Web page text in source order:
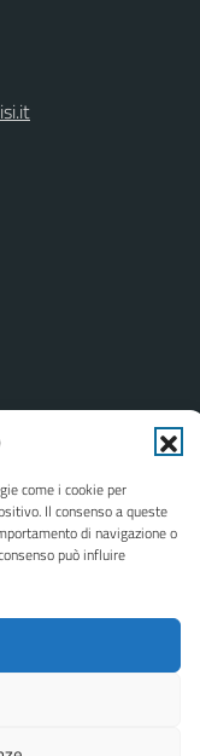
come i cookie per
Il consenso a queste
di navigazione o
può influire